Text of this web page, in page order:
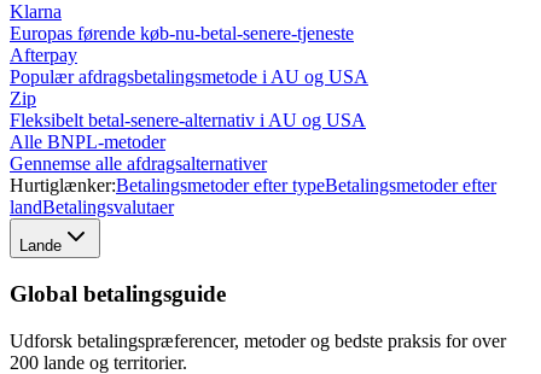
Klarna
Europas førende køb-nu-betal-senere-tjeneste
Afterpay
Populær afdragsbetalingsmetode i AU og USA
Zip
Fleksibelt betal-senere-alternativ i AU og USA
Alle BNPL-metoder
Gennemse alle afdragsalternativer
Hurtiglænker:Betalingsmetoder efter typeBetalingsmetoder efter
landBetalingsvalutaer
Lande
Global betalingsguide
Udforsk betalingspræferencer, metoder og bedste praksis for over
200 lande og territorier.